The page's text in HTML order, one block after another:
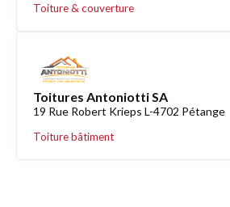
Toiture & couverture
Toitures Antoniotti SA
19 Rue Robert Krieps L-4702 Pétange
Toiture bâtiment